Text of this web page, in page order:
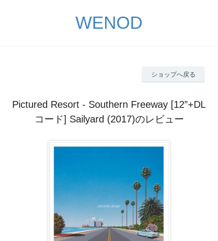
WENOD
ショップへ戻る
Pictured Resort - Southern Freeway [12”+DL
コード] Sailyard (2017)のレビュー